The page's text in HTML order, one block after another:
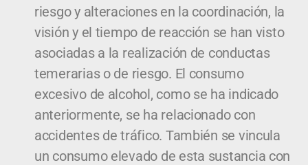
riesgo y alteraciones en la coordinación, la
visión y el tiempo de reacción se han visto
asociadas a la realización de conductas
temerarias o de riesgo. El consumo
excesivo de alcohol, como se ha indicado
anteriormente, se ha relacionado con
accidentes de tráfico. También se vincula
un consumo elevado de esta sustancia con